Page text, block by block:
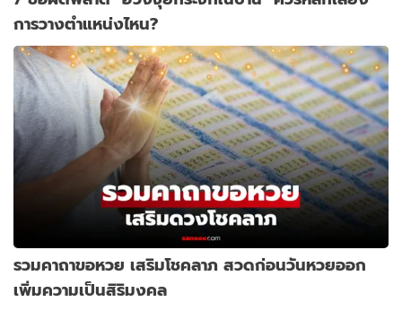
การวางตำแหน่งไหน?
รวมคาถาขอหวย เสริมโชคลาภ สวดก่อนวันหวยออก
เพิ่มความเป็นสิริมงคล